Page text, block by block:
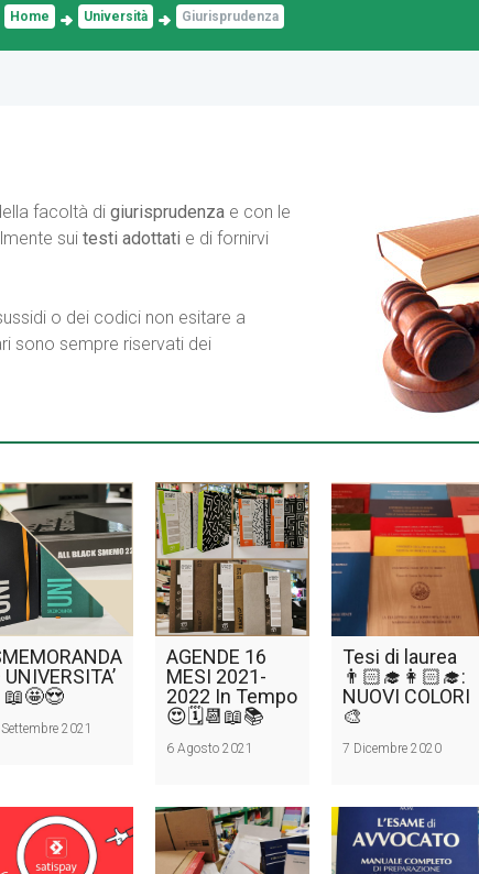
Home Università Giurisprudenza
facoltà di giurisprudenza e con le
sui testi adottati e di fornirvi
o dei codici non esitare a
sono sempre riservati dei
UNIVERSITA’
📖🤩😍
2021
AGENDE 16
MESI 2021-
2022 In Tempo
😍🗓️📆📖📚
6 Agosto 2021
Tesi di laurea
👨🏻‍🎓👩🏻‍🎓:
NUOVI COLORI
🎨
7 Dicembre 2020